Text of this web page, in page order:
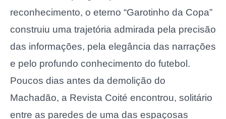
reconhecimento, o eterno “Garotinho da Copa”
construiu uma trajetória admirada pela precisão
das informações, pela elegância das narrações
e pelo profundo conhecimento do futebol.
Poucos dias antes da demolição do
Machadão, a Revista Coité encontrou, solitário
entre as paredes de uma das espaçosas